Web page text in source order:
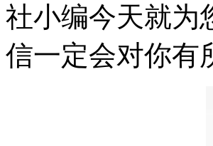
社小编今天就为
信一定会对你有